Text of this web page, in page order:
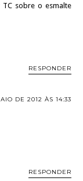
TC sobre o esmalte
RESPONDER
DE 2012 ÀS 14:33
RESPONDER